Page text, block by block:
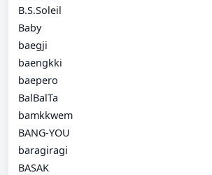
B.S.Soleil
Baby
baegji
baengkki
baepero
BalBalTa
bamkkwem
BANG-YOU
baragiragi
BASAK